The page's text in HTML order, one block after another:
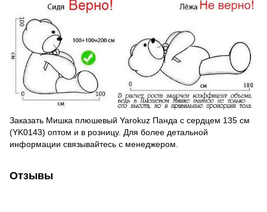
Заказать Мишка плюшевый Yarokuz Панда с сердцем 135 см
(YK0143) оптом и в розницу. Для более детальной
информации связывайтесь с менеджером.
Отзывы